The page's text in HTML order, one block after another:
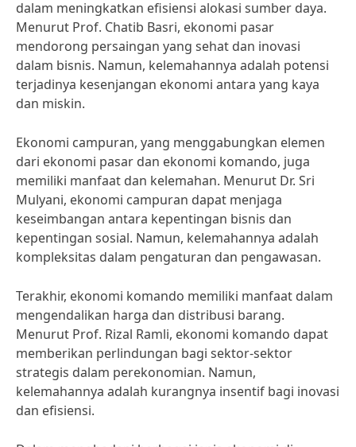
dalam meningkatkan efisiensi alokasi sumber daya.
Menurut Prof. Chatib Basri, ekonomi pasar
mendorong persaingan yang sehat dan inovasi
dalam bisnis. Namun, kelemahannya adalah potensi
terjadinya kesenjangan ekonomi antara yang kaya
dan miskin.
Ekonomi campuran, yang menggabungkan elemen
dari ekonomi pasar dan ekonomi komando, juga
memiliki manfaat dan kelemahan. Menurut Dr. Sri
Mulyani, ekonomi campuran dapat menjaga
keseimbangan antara kepentingan bisnis dan
kepentingan sosial. Namun, kelemahannya adalah
kompleksitas dalam pengaturan dan pengawasan.
Terakhir, ekonomi komando memiliki manfaat dalam
mengendalikan harga dan distribusi barang.
Menurut Prof. Rizal Ramli, ekonomi komando dapat
memberikan perlindungan bagi sektor-sektor
strategis dalam perekonomian. Namun,
kelemahannya adalah kurangnya insentif bagi inovasi
dan efisiensi.